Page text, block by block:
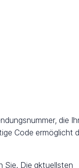
die
Code ermöglicht
Sie. Die aktuellsten